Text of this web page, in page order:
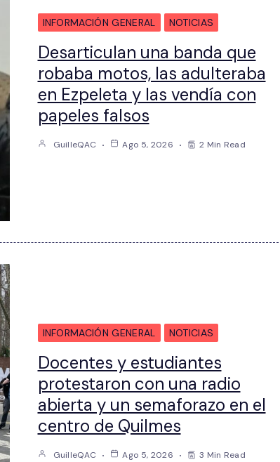
INFORMACIÓN GENERAL NOTICIAS
Desarticulan una banda que
robaba motos, las adulteraba
en Ezpeleta y las vendía con
papeles falsos
GuilleQAC Ago 5, 2026 2 Min Read
INFORMACIÓN GENERAL NOTICIAS
Docentes y estudiantes
protestaron con una radio
abierta y un semaforazo en el
centro de Quilmes
GuilleQAC Ago 5, 2026 3 Min Read